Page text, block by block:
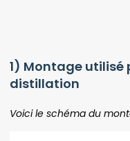
1) Montage utilisé
distillation
Voici le schéma du